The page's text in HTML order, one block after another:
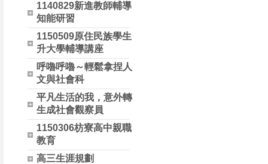
1140829新進教師輔導
知能研習
1150509原住民族學生
升大學輔導講座
呼嚕呼嚕～輕鬆拿捏人
文與社會科
平凡生活的我，意外轉
生成社會觀察員
1150306枋寮高中親職
教育
高三生涯規劃